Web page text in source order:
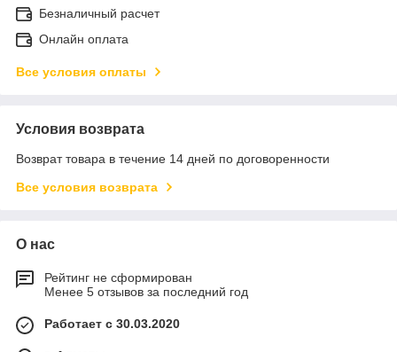
Безналичный расчет
Онлайн оплата
Все условия оплаты
Условия возврата
Возврат товара в течение 14 дней по договоренности
Все условия возврата
О нас
Рейтинг не сформирован
Менее 5 отзывов за последний год
Работает с 30.03.2020